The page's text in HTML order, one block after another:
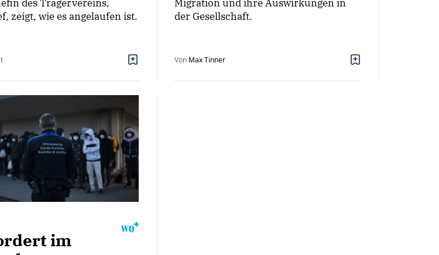
des Trägervereins,
zeigt, wie es angelaufen ist.
Migration und ihre Auswirkungen in
der Gesellschaft.
Von Max Tinner
im